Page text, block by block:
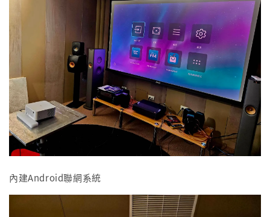
內建Android聯網系統